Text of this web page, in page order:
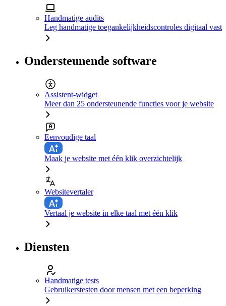
Handmatige audits
Leg handmatige toegankelijkheidscontroles digitaal vast
Ondersteunende software
Assistent-widget
Meer dan 25 ondersteunende functies voor je website
Eenvoudige taal
Maak je website met één klik overzichtelijk
Websitevertaler
Vertaal je website in elke taal met één klik
Diensten
Handmatige tests
Gebruikerstesten door mensen met een beperking